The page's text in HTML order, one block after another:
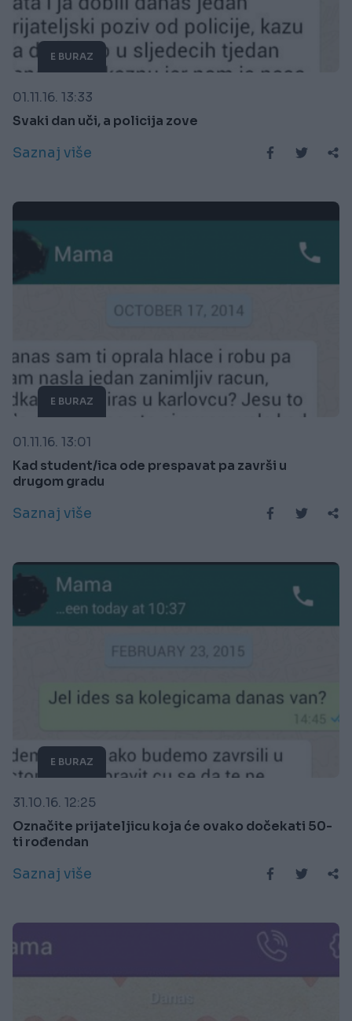
E BURAZ
01.11.16. 13:33
Svaki dan uči, a policija zove
Saznaj više
E BURAZ
01.11.16. 13:01
Kad student/ica ode prespavat pa završi u
drugom gradu
Saznaj više
E BURAZ
31.10.16. 12:25
Označite prijateljicu koja će ovako dočekati 50-
ti rođendan
Saznaj više